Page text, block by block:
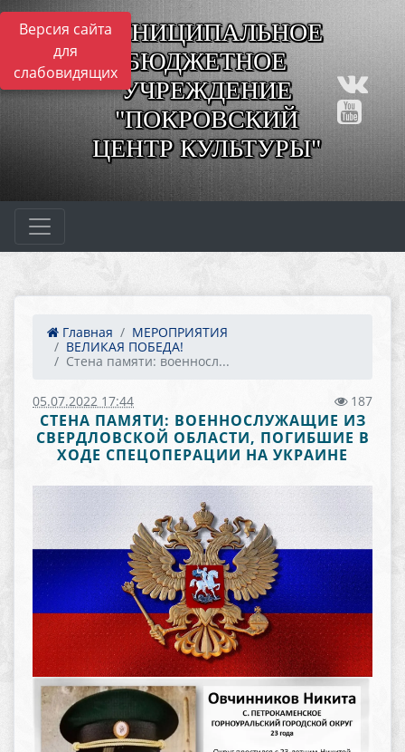
Версия сайта
для
слабовидящих
МУНИЦИПАЛЬНОЕ
БЮДЖЕТНОЕ
УЧРЕЖДЕНИЕ
"ПОКРОВСКИЙ
ЦЕНТР КУЛЬТУРЫ"
Главная
МЕРОПРИЯТИЯ
ВЕЛИКАЯ ПОБЕДА!
Стена памяти: военносл...
05.07.2022 17:44 187
СТЕНА ПАМЯТИ: ВОЕННОСЛУЖАЩИЕ ИЗ
СВЕРДЛОВСКОЙ ОБЛАСТИ, ПОГИБШИЕ В
ХОДЕ СПЕЦОПЕРАЦИИ НА УКРАИНЕ